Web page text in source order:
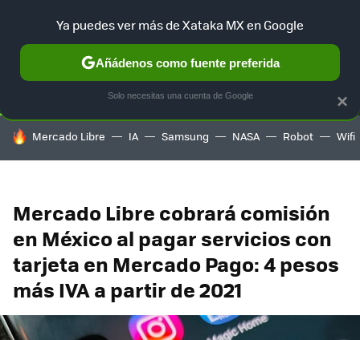
SELECCIÓN GAMING HOME AUTO TERRITORIO
HOY SE HABLA DE
Mercado Libre IA Samsung NASA Robot Wifi
Mercado Libre cobrará comisión
en México al pagar servicios con
tarjeta en Mercado Pago: 4 pesos
más IVA a partir de 2021
×
Ya puedes ver más de Xataka MX en Google
Añádenos como fuente preferida
Solo necesitas una cuenta de Google